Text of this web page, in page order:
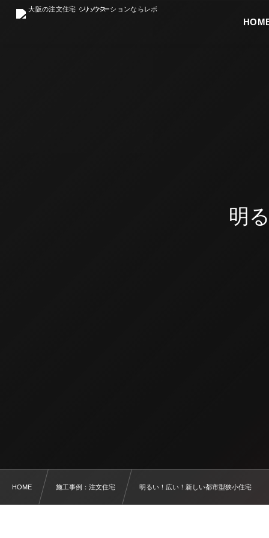
最初
明
HOME 施工事例：注文住宅 明るい！広い！新しい都市型狭小住宅